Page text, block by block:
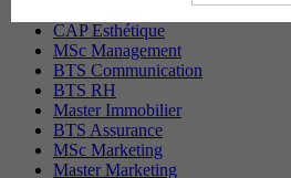
Master Management
CAP Esthétique
MSc Management
BTS Communication
BTS RH
Master Immobilier
BTS Assurance
MSc Marketing
Master Marketing